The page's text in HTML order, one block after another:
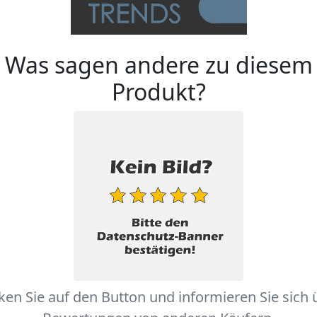
Was sagen andere zu diesem
Produkt?
Sie auf den Button und informieren Sie sich